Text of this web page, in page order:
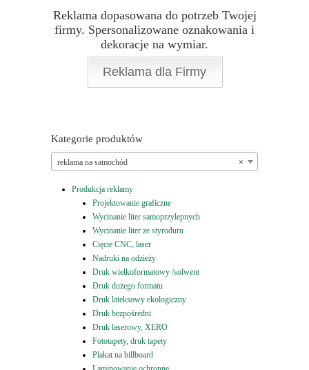
Reklama dopasowana do potrzeb Twojej
firmy. Spersonalizowane oznakowania i
dekoracje na wymiar.
Reklama dla Firmy
Kategorie produktów
×
reklama na samochód
Produkcja reklamy
Projektowanie graficzne
Wycinanie liter samoprzylepnych
Wycinanie liter ze styroduru
Cięcie CNC, laser
Nadruki na odzieży
Druk wielkoformatowy /solwent
Druk dużego formatu
Druk lateksowy ekologiczny
Druk bezpośredni
Druk laserowy, XERO
Fototapety, druk tapety
Plakat na billboard